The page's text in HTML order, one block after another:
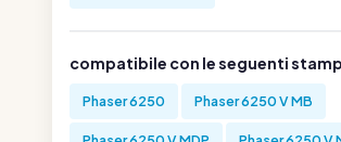
compatibile con le seguenti
Phaser 6250 Phaser 6250 V MB